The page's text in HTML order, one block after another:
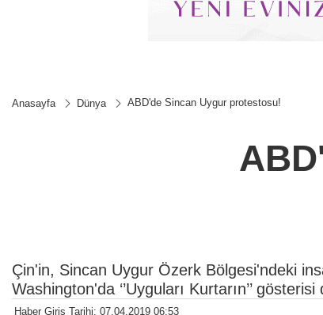
Anasayfa Dünya ABD'de Sincan Uygur protestosu!
Çin'in, Sincan Uygur Özerk Bölgesi'ndeki
Washington'da ‘’Uyguları Kurtarın’’
Haber Giriş Tarihi: 07.04.2019 06:53